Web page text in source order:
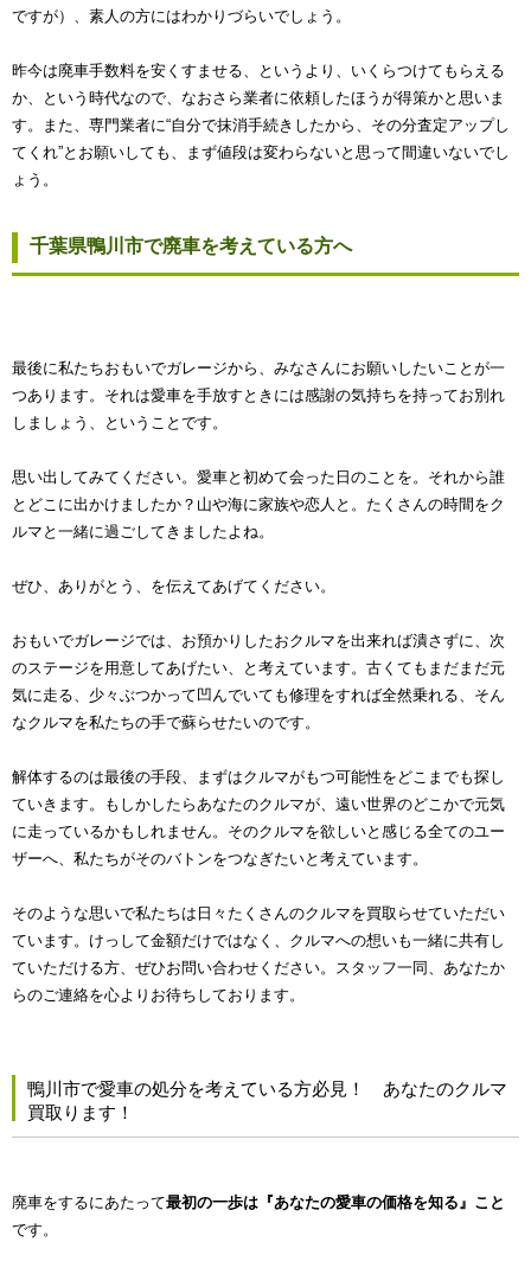
ですが）、素人の方にはわかりづらいでしょう。
昨今は廃車手数料を安くすませる、というより、いくらつけてもらえる
か、という時代なので、なおさら業者に依頼したほうが得策かと思いま
す。また、専門業者に“自分で抹消手続きしたから、その分査定アップし
てくれ”とお願いしても、まず値段は変わらないと思って間違いないでし
ょう。
千葉県鴨川市で廃車を考えている方へ
最後に私たちおもいでガレージから、みなさんにお願いしたいことが一
つあります。それは愛車を手放すときには感謝の気持ちを持ってお別れ
しましょう、ということです。
思い出してみてください。愛車と初めて会った日のことを。それから誰
とどこに出かけましたか？山や海に家族や恋人と。たくさんの時間をク
ルマと一緒に過ごしてきましたよね。
ぜひ、ありがとう、を伝えてあげてください。
おもいでガレージでは、お預かりしたおクルマを出来れば潰さずに、次
のステージを用意してあげたい、と考えています。古くてもまだまだ元
気に走る、少々ぶつかって凹んでいても修理をすれば全然乗れる、そん
なクルマを私たちの手で蘇らせたいのです。
解体するのは最後の手段、まずはクルマがもつ可能性をどこまでも探し
ていきます。もしかしたらあなたのクルマが、遠い世界のどこかで元気
に走っているかもしれません。そのクルマを欲しいと感じる全てのユー
ザーへ、私たちがそのバトンをつなぎたいと考えています。
そのような思いで私たちは日々たくさんのクルマを買取らせていただい
ています。けっして金額だけではなく、クルマへの想いも一緒に共有し
ていただける方、ぜひお問い合わせください。スタッフ一同、あなたか
らのご連絡を心よりお待ちしております。
鴨川市で愛車の処分を考えている方必見！ あなたのクルマ
買取ります！
廃車をするにあたって最初の一歩は『あなたの愛車の価格を知る』こと
です。